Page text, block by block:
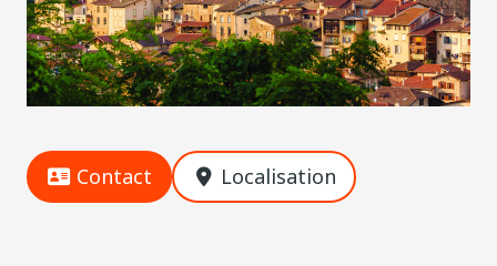
Contact Localisation